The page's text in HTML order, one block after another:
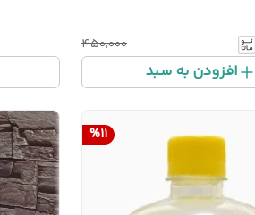
۴۵۰٬۰۰۰
افزودن به سبد
%11